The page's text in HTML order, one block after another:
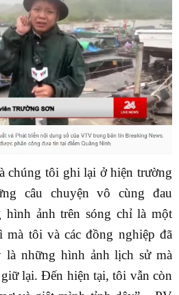
chúng tôi ghi lại ở hiện trường
câu chuyện vô cùng đau
hình ảnh trên sóng chỉ là một
mà tôi và các đồng nghiệp đã
là những hình ảnh lịch sử mà
lại. Đến hiện tại, tôi vẫn còn